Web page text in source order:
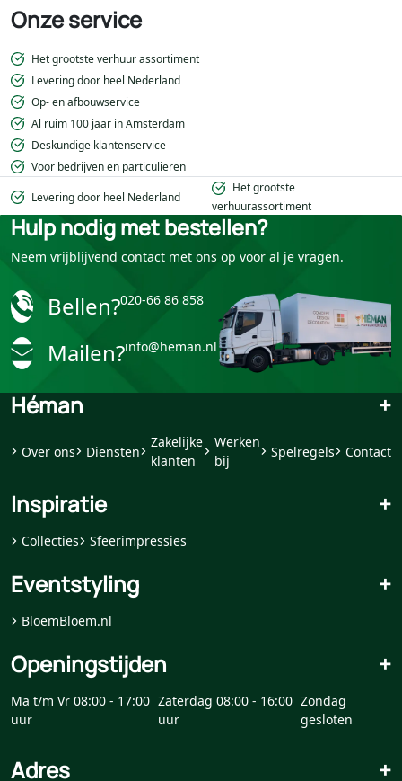
Onze service
Het grootste verhuur assortiment
Levering door heel Nederland
Op- en afbouwservice
Al ruim 100 jaar in Amsterdam
Deskundige klantenservice
Voor bedrijven en particulieren
Levering door heel Nederland
Het grootste
verhuurassortiment
Hulp nodig met bestellen?
Neem vrijblijvend contact met ons op voor al je vragen.
Bellen?020-66 86 858
Mailen?info@heman.nl
Héman +
Over ons Diensten
Zakelijke
klanten
Werken
bij
Spelregels Contact
Inspiratie +
Collecties Sfeerimpressies
Eventstyling +
BloemBloem.nl
Openingstijden +
Ma t/m Vr 08:00 - 17:00
uur
Zaterdag 08:00 - 16:00
uur
Zondag
gesloten
Adres +